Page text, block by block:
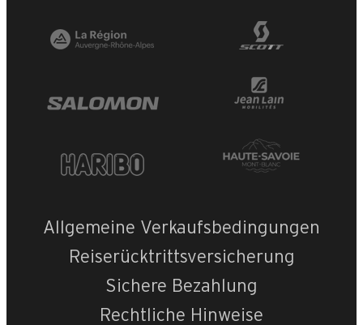
Allgemeine Verkaufsbedingungen
Reiserücktrittsversicherung
Sichere Bezahlung
Rechtliche Hinweise